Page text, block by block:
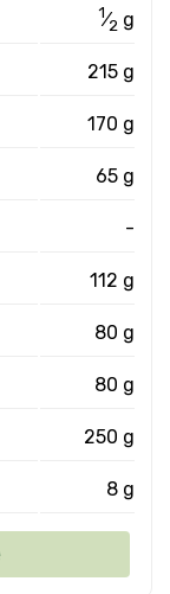
1⁄2 g
215 g
170 g
65 g
-
112 g
80 g
80 g
250 g
8 g